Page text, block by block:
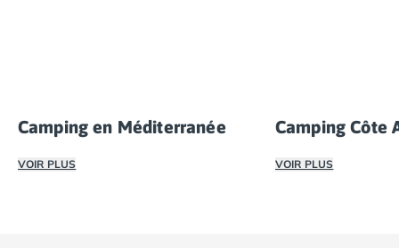
Camping en Méditerranée
VOIR PLUS
Camping Côte
VOIR PLUS